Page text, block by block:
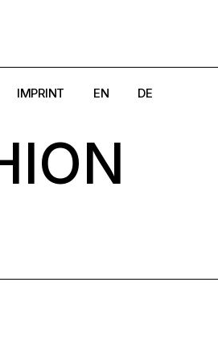
IMPRINT
DSGVO
Cookie-Richtlinie (EU)
EN DE